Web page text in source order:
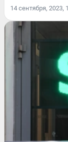
14 сентября, 2023,